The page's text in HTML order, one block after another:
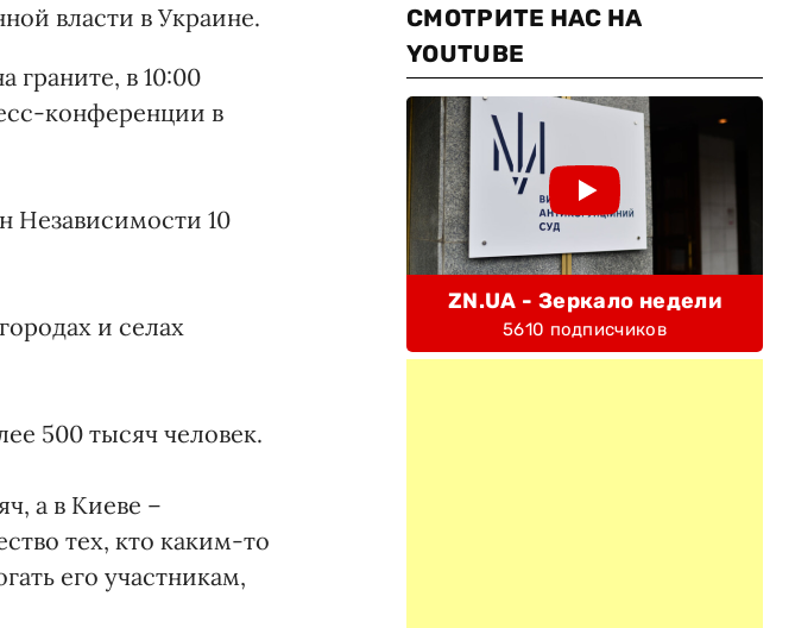
власти в Украине.
граните, в 10:00
конференции в
Независимости 10
и селах
500 тысяч человек.
а в Киеве –
тех, кто каким-то
его участникам,
СМОТРИТЕ НАС НА
YOUTUBE
ZN.UA - Зеркало недели
5610 подписчиков